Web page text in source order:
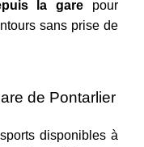
la gare pour
sans prise de
de Pontarlier
disponibles à